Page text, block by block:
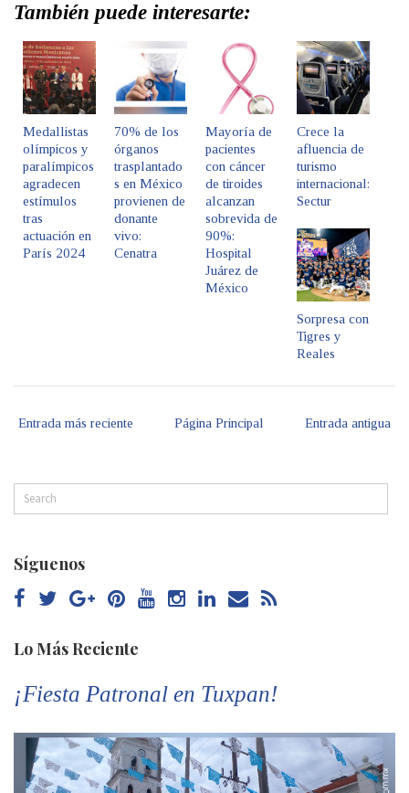
También puede interesarte:
Medallistas
olímpicos y
paralímpicos
agradecen
estímulos
tras
actuación en
París 2024
70% de los
órganos
trasplantado
s en México
provienen de
donante
vivo:
Cenatra
Mayoría de
pacientes
con cáncer
de tiroides
alcanzan
sobrevida de
90%:
Hospital
Juárez de
México
Crece la
afluencia de
turismo
internacional:
Sectur
Sorpresa con
Tigres y
Reales
Entrada más reciente Entrada antigua
Página Principal
Síguenos
Lo Más Reciente
¡Fiesta Patronal en Tuxpan!